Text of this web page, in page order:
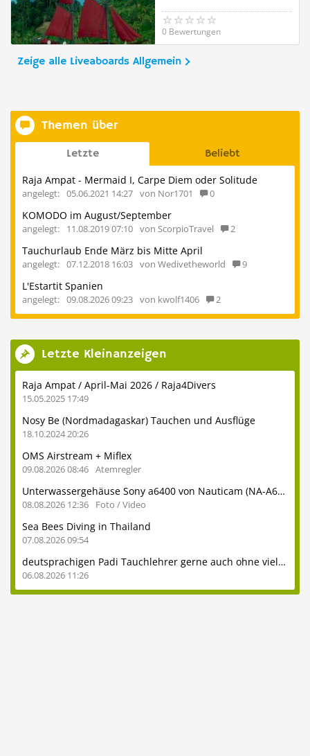
0 Bewertungen
Zeige alle Liveaboards Allgemein
Themen über
Letzte Beliebt
Raja Ampat - Mermaid I, Carpe Diem oder Solitude
angelegt: 05.06.2021 14:27 von Nor1701 0
KOMODO im August/September
angelegt: 11.08.2019 07:10 von ScorpioTravel 2
Tauchurlaub Ende März bis Mitte April
angelegt: 07.12.2018 16:03 von Wedivetheworld 9
L'Estartit Spanien
angelegt: 09.08.2026 09:23 von kwolf1406 2
Letzte Kleinanzeigen
Raja Ampat / April-Mai 2026 / Raja4Divers
15.05.2025 17:49
Nosy Be (Nordmadagaskar) Tauchen und Ausflüge
18.10.2024 20:26
OMS Airstream + Miflex
09.08.2026 08:46 Atemregler
Unterwassergehäuse Sony a6400 von Nauticam (NA-A6400) inkl. Glasdome usw.
08.08.2026 12:36 Foto / Video
Sea Bees Diving in Thailand
07.08.2026 09:54
deutsprachigen Padi Tauchlehrer gerne auch ohne viel Erfahrung
06.08.2026 11:26